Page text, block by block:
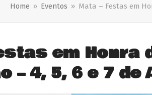
Home » Eventos » Mata – Festas em
em Honra
– 4, 5, 6 e 7 de